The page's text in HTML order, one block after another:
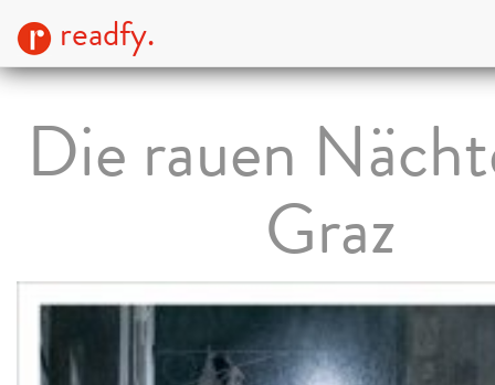
readfy.
Die rauen
Graz